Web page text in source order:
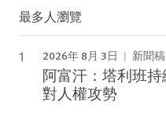
最多人瀏覽
2026年 8月 3日 新聞稿
阿富汗：塔利班
對人權攻勢